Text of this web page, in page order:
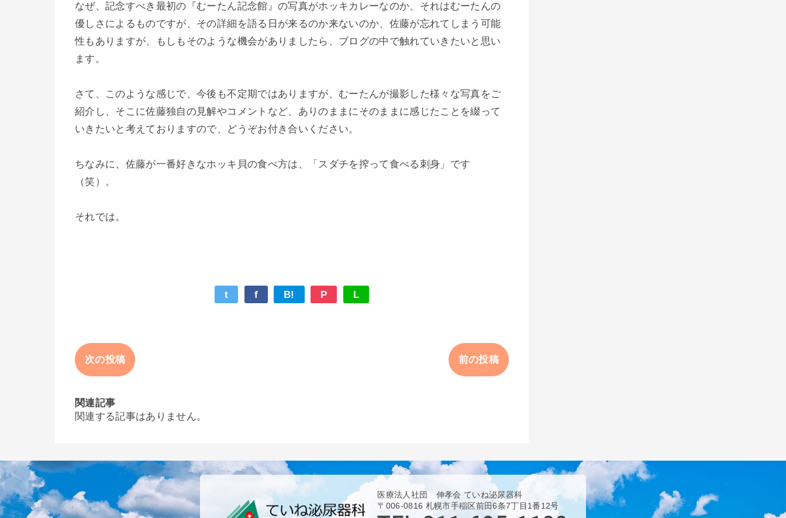
なぜ、記念すべき最初の『むーたん記念館』の写真がホッキカレーなのか、それはむーたんの
優しさによるものですが、その詳細を語る日が来るのか来ないのか、佐藤が忘れてしまう可能
性もありますが、もしもそのような機会がありましたら、ブログの中で触れていきたいと思い
ます。
さて、このような感じで、今後も不定期ではありますが、むーたんが撮影した様々な写真をご
紹介し、そこに佐藤独自の見解やコメントなど、ありのままにそのままに感じたことを綴って
いきたいと考えておりますので、どうぞお付き合いください。
ちなみに、佐藤が一番好きなホッキ貝の食べ方は、「スダチを搾って食べる刺身」です
（笑）。
それでは。
t f B! P L
次の投稿 前の投稿
関連記事
関連する記事はありません。
医療法人社団 伸孝会 ていね泌尿器科
〒006-0816 札幌市手稲区前田6条7丁目1番12号